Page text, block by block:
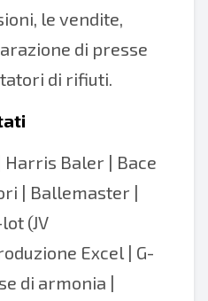
le vendite,
di presse
di rifiuti.
Harris Baler | Bace
| Ballemaster |
(JV
Excel | G-
di armonia |